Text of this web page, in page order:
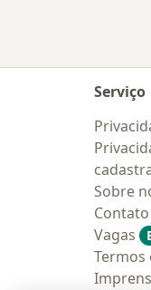
Serviço
Sobre
Contato
Vagas
Termos